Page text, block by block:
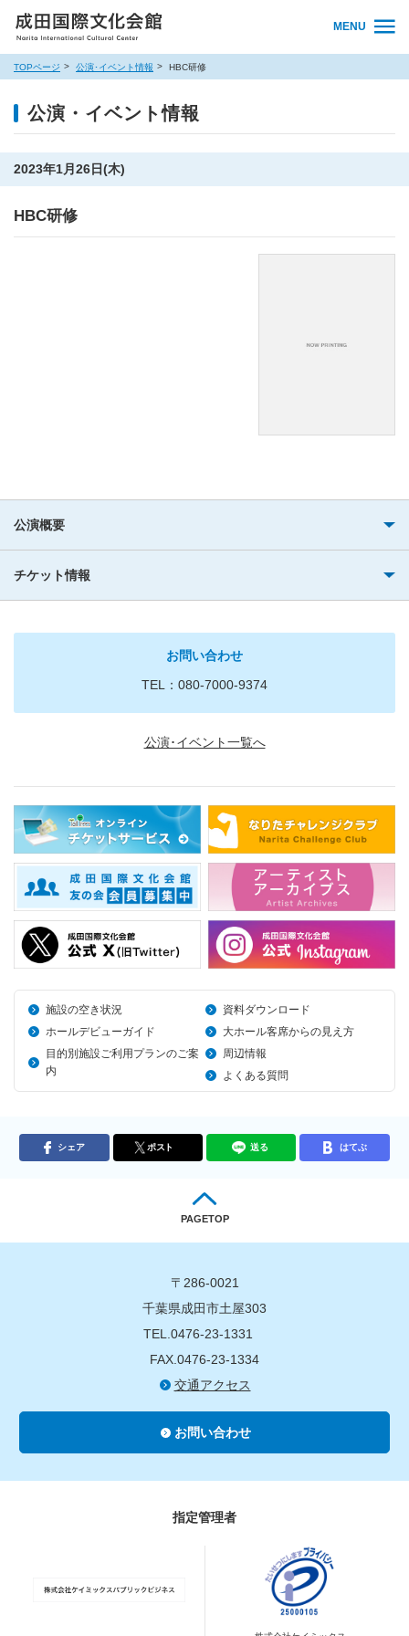
MENU
TOPページ 公演･イベント情報 HBC研修
公演・イベント情報
2023年1月26日(木)
HBC研修
公演概要
チケット情報
お問い合わせ
TEL：080-7000-9374
公演･イベント一覧へ
施設の空き状況
資料ダウンロード
ホールデビューガイド
大ホール客席からの見え方
目的別施設ご利用プランのご案
内
周辺情報
よくある質問
シェア ポスト 送る はてぶ
PAGETOP
〒286-0021
千葉県成田市土屋303
TEL.0476-23-1331
FAX.0476-23-1334
交通アクセス
お問い合わせ
指定管理者